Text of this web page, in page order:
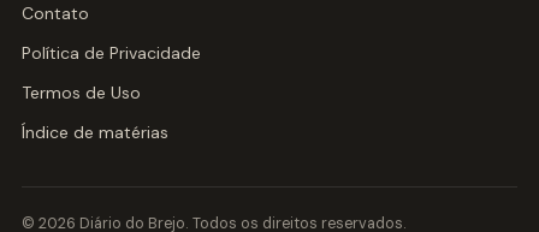
Contato
Política de Privacidade
Termos de Uso
Índice de matérias
© 2026 Diário do Brejo. Todos os direitos reservados.